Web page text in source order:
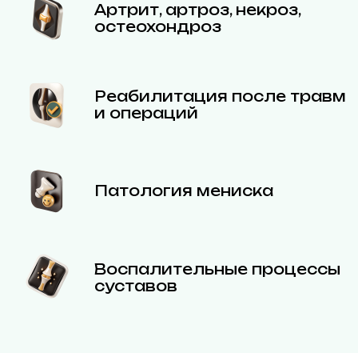
Артрит, артроз, некроз,
остеохондроз
Реабилитация после травм
и операций
Патология мениска
Воспалительные процессы
суставов